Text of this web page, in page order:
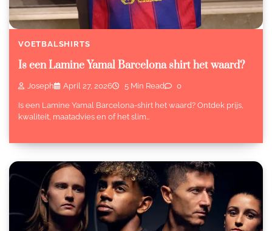
VOETBALSHIRTS
Is een Lamine Yamal Barcelona shirt het waard?
Joseph April 27, 2026 5 Min Read 0
Is een Lamine Yamal Barcelona-shirt het waard? Ontdek prijs,
kwaliteit, maatadvies en of het slim…